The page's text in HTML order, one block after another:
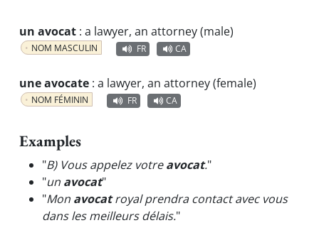
un avocat : a lawyer, an attorney (male)
NOM MASCULIN FR CA
une avocate : a lawyer, an attorney (female)
NOM FÉMININ FR CA
Examples
"B) Vous appelez votreavocat."
"un avocat"
"Mon avocatroyal prendra contact avec vous
dans les meilleurs délais."